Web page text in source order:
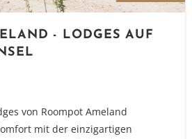
- LODGES AUF
von Roompot Ameland
mit der einzigartigen